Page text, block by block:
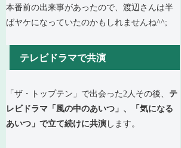
本番前の出来事があったので、渡辺さんは半
ばヤケになっていたのかもしれませんね^^;
テレビドラマで共演
「ザ・トップテン」で出会った2人その後、 テ
レビドラマ「風の中のあいつ」、「気になる
あいつ」で立て続けに共演 します。